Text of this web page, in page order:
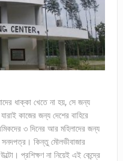
ধাক্কা খেতে না হয়, সে জন্য
কাজের জন্য দেশের বাহিরে
৩ দিনের আর মহিলাদের জন্য
সনদপত্র। কিন্তু মৌলভীবাজার
প্রশিক্ষণ না নিয়েই এই কেন্দ্রে